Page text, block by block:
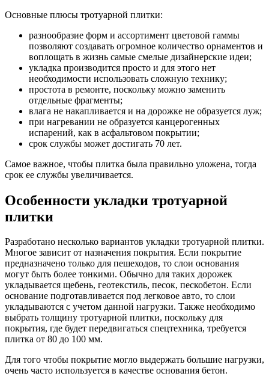
Основные плюсы тротуарной плитки:
разнообразие форм и ассортимент цветовой гаммы
позволяют создавать огромное количество орнаментов и
воплощать в жизнь самые смелые дизайнерские идеи;
укладка производится просто и для этого нет
необходимости использовать сложную технику;
простота в ремонте, поскольку можно заменить
отдельные фрагменты;
влага не накапливается и на дорожке не образуется луж;
при нагревании не образуется канцерогенных
испарений, как в асфальтовом покрытии;
срок службы может достигать 70 лет.
Самое важное, чтобы плитка была правильно уложена, тогда
срок ее службы увеличивается.
Особенности укладки тротуарной
плитки
Разработано несколько вариантов укладки тротуарной плитки.
Многое зависит от назначения покрытия. Если покрытие
предназначено только для пешеходов, то слои основания
могут быть более тонкими. Обычно для таких дорожек
укладывается щебень, геотекстиль, песок, пескобетон. Если
основание подготавливается под легковое авто, то слои
укладываются с учетом данной нагрузки. Также необходимо
выбрать толщину тротуарной плитки, поскольку для
покрытия, где будет передвигаться спецтехника, требуется
плитка от 80 до 100 мм.
Для того чтобы покрытие могло выдержать большие нагрузки,
очень часто используется в качестве основания бетон.